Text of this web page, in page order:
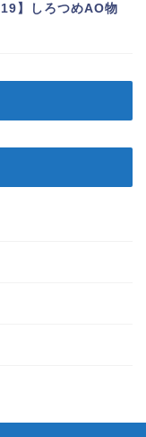
】しろつめAO物